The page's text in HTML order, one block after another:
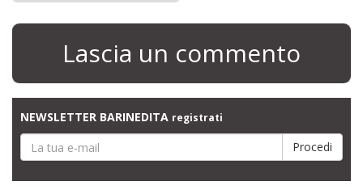
Lascia un commento
NEWSLETTER BARINEDITA registrati